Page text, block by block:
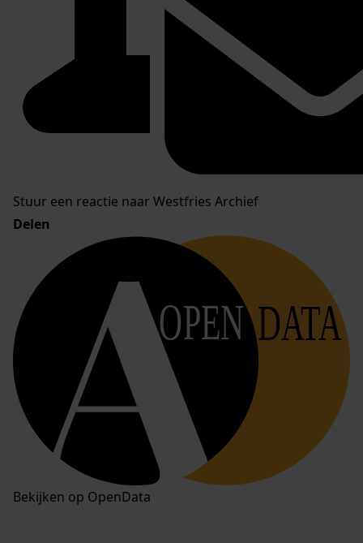
Stuur een reactie naar Westfries Archief
Delen
OPEN DATA
Bekijken op OpenData